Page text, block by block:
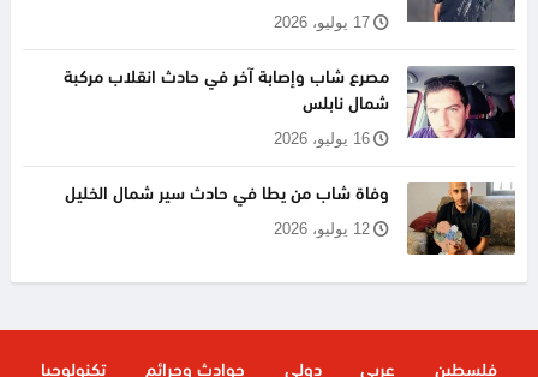
17 يوليو، 2026
مصرع شاب وإصابة آخر في حادث انقلاب مركبة
شمال نابلس
16 يوليو، 2026
وفاة شاب من يطا في حادث سير شمال الخليل
12 يوليو، 2026
فلسطين عربي دولي حوادث وجرائم تكنولوجيا